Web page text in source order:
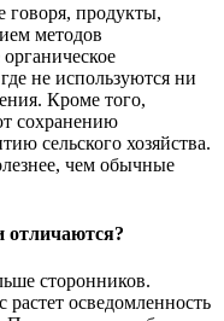
говоря, продукты,
методов
не используются ни
Кроме того,
сохранению
сельского хозяйства.
чем обычные
отличаются?
сторонников.
растет осведомленность